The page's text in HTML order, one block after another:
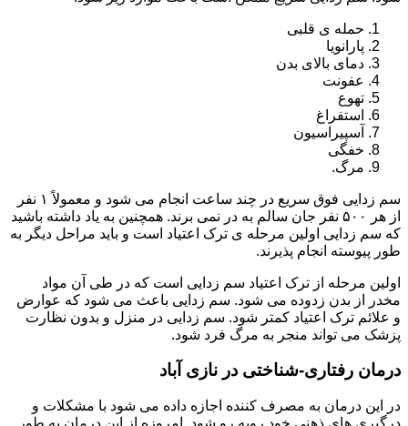
حمله ی قلبی
پارانویا
دمای بالای بدن
عفونت
تهوع
استفراغ
آسپیراسیون
خفگی
مرگ.
سم زدایی فوق سریع در چند ساعت انجام می شود و معمولاً ۱ نفر
از هر ۵۰۰ نفر جان سالم به در نمی برند. همچنین به یاد داشته باشید
که سم زدایی اولین مرحله ی ترک اعتیاد است و باید مراحل دیگر به
طور پیوسته انجام پذیرند.
اولین مرحله از ترک اعتیاد سم زدایی است که در طی آن مواد
مخدر از بدن زدوده می شود. سم زدایی باعث می شود که عوارض
و علائم ترک اعتیاد کمتر شود. سم زدایی در منزل و بدون نظارت
پزشک می تواند منجر به مرگ فرد شود.
درمان رفتاری-شناختی در نازی آباد
در این درمان به مصرف کننده اجازه داده می شود با مشکلات و